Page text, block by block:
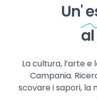
Un'
La cultura, l’arte
Campania.
scovare i sapori, la